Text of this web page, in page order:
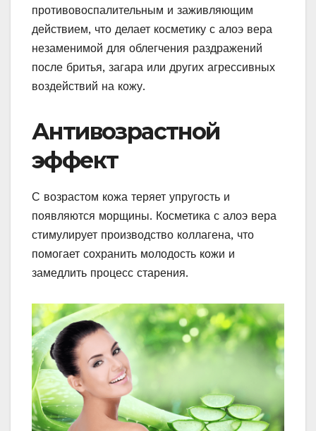
противовоспалительным и заживляющим
действием, что делает косметику с алоэ вера
незаменимой для облегчения раздражений
после бритья, загара или других агрессивных
воздействий на кожу.
Антивозрастной
эффект
С возрастом кожа теряет упругость и
появляются морщины. Косметика с алоэ вера
стимулирует производство коллагена, что
помогает сохранить молодость кожи и
замедлить процесс старения.